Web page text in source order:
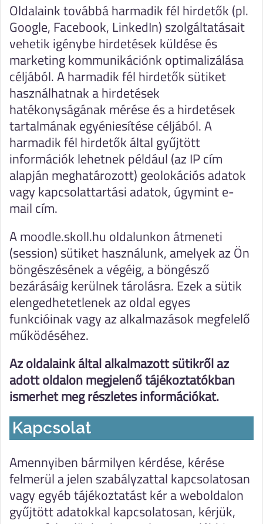
Oldalaink továbbá harmadik fél hirdetők (pl.
Google, Facebook, LinkedIn) szolgáltatásait
vehetik igénybe hirdetések küldése és
marketing kommunikációnk optimalizálása
céljából. A harmadik fél hirdetők sütiket
használhatnak a hirdetések
hatékonyságának mérése és a hirdetések
tartalmának egyéniesítése céljából. A
harmadik fél hirdetők által gyűjtött
információk lehetnek például (az IP cím
alapján meghatározott) geolokációs adatok
vagy kapcsolattartási adatok, úgymint e-
mail cím.
A moodle.skoll.hu oldalunkon átmeneti
(session) sütiket használunk, amelyek az Ön
böngészésének a végéig, a böngésző
bezárásáig kerülnek tárolásra. Ezek a sütik
elengedhetetlenek az oldal egyes
funkcióinak vagy az alkalmazások megfelelő
működéséhez.
Az oldalaink által alkalmazott sütikről az
adott oldalon megjelenő tájékoztatókban
ismerhet meg részletes információkat.
Kapcsolat
Amennyiben bármilyen kérdése, kérése
felmerül a jelen szabályzattal kapcsolatosan
vagy egyéb tájékoztatást kér a weboldalon
gyűjtött adatokkal kapcsolatosan, kérjük,